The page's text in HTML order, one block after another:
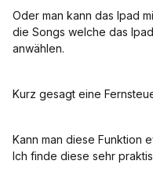
Oder man kann das Ipad
die Songs welche das
anwählen.
Kurz gesagt eine
Kann man diese Funktion
Ich finde diese sehr